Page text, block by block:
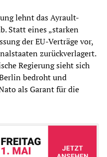
lehnt das Ayrault-
Statt eines „starken
der EU-Verträge vor,
zurückverlagert.
Regierung sieht sich
bedroht und
als Garant für die